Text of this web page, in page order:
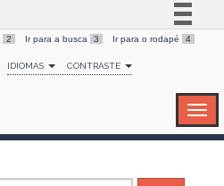
Simplifique!
Comunica BR
Canais
2 Ir para a busca 3 Ir para o rodapé 4
IDIOMAS CONTRASTE